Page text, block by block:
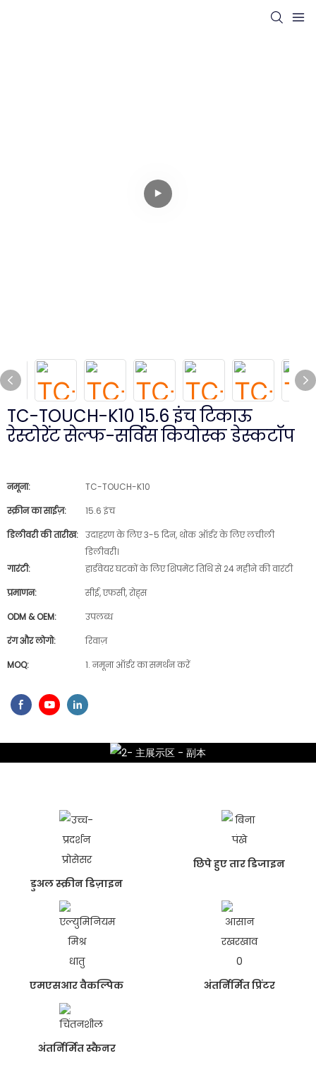
TC-TOUCH-K10 15.6 इंच टिकाऊ
रेस्टोरेंट सेल्फ-सर्विस कियोस्क डेस्कटॉप
नमूना:
TC-TOUCH-K10
स्क्रीन का साईज़:
15.6 इंच
डिलीवरी की तारीख: उदाहरण के लिए 3-5 दिन, थोक ऑर्डर के लिए लचीली
डिलीवरी।
गारंटी:
हार्डवेयर घटकों के लिए शिपमेंट तिथि से 24 महीने की वारंटी
प्रमाणन:
सीई, एफसी, रोह्स
ODM & OEM:
उपलब्ध
रंग और लोगो:
रिवाज़
MOQ:
1. नमूना ऑर्डर का समर्थन करें
डुअल स्क्रीन डिज़ाइन
छिपे हुए तार डिजाइन
एमएसआर वैकल्पिक अंतर्निर्मित प्रिंटर
अंतर्निर्मित स्कैनर